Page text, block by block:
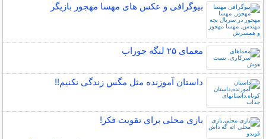
بیوگرافی و عکس های مهسا مهجور بازیگر
معمای ۲۵ لنگه جوراب
داستان آموزنده مثل مگس زندگی نکنیم!!
بازی محلی برای تقویت فکر!